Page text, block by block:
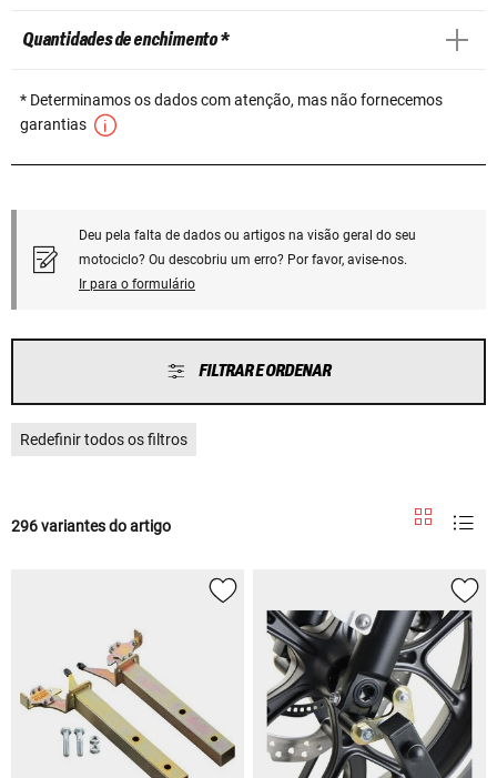
Quantidades de enchimento *
* Determinamos os dados com atenção, mas não fornecemos
garantias
Deu pela falta de dados ou artigos na visão geral do seu
motociclo? Ou descobriu um erro? Por favor, avise-nos.
Ir para o formulário
FILTRAR E ORDENAR
Redefinir todos os filtros
296 variantes do artigo